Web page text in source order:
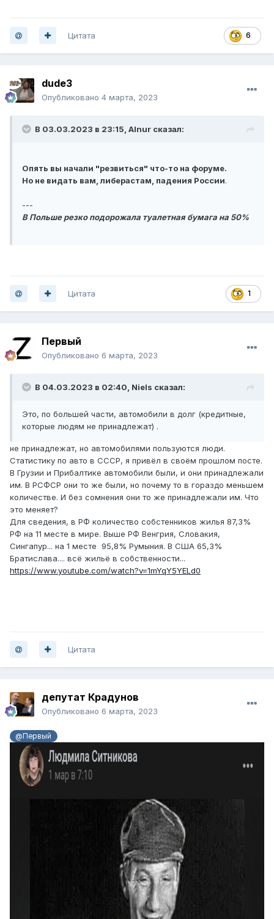
6
Цитата
dude3
Опубликовано 4 марта, 2023
В 03.03.2023 в 23:15, Alnur сказал:
Опять вы начали "резвиться" что-то на форуме.
Но не видать вам, либерастам, падения России.
---
В Польше резко подорожала туалетная бумага на 50%
1
Цитата
Первый
Опубликовано 6 марта, 2023
В 04.03.2023 в 02:40, Niels сказал:
Это, по большей части, автомобили в долг (кредитные,
которые людям не принадлежат) .
не принадлежат, но автомобилями пользуются люди.
Статистику по авто в СССР, я привёл в своём прошлом посте.
В Грузии и Прибалтике автомобили были, и они принадлежали
им. В РСФСР они то же были, но почему то в гораздо меньшем
количестве. И без сомнения они то же принадлежали им. Что
это меняет?
Для сведения, в РФ количество собстенников жилья 87,3%
РФ на 11 месте в мире. Выше РФ Венгрия, Словакия,
Сингапур... на 1 месте 95,8% Румыния. В США 65,3%
Братислава.... всё жильё в собственности...
https://www.youtube.com/watch?v=1mYqY5YELd0
Цитата
депутат Крадунов
Опубликовано 6 марта, 2023
@Первый